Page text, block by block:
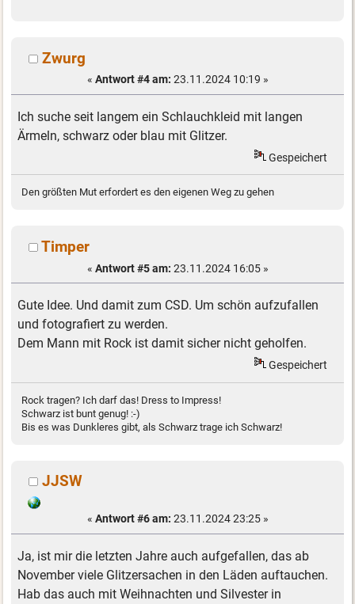
Zwurg
« Antwort #4 am: 23.11.2024 10:19 »
Ich suche seit langem ein Schlauchkleid mit langen
Ärmeln, schwarz oder blau mit Glitzer.
Gespeichert
Den größten Mut erfordert es den eigenen Weg zu gehen
Timper
« Antwort #5 am: 23.11.2024 16:05 »
Gute Idee. Und damit zum CSD. Um schön aufzufallen
und fotografiert zu werden.
Dem Mann mit Rock ist damit sicher nicht geholfen.
Gespeichert
Rock tragen? Ich darf das! Dress to Impress!
Schwarz ist bunt genug! :-)
Bis es was Dunkleres gibt, als Schwarz trage ich Schwarz!
JJSW
« Antwort #6 am: 23.11.2024 23:25 »
Ja, ist mir die letzten Jahre auch aufgefallen, das ab
November viele Glitzersachen in den Läden auftauchen.
Hab das auch mit Weihnachten und Silvester in